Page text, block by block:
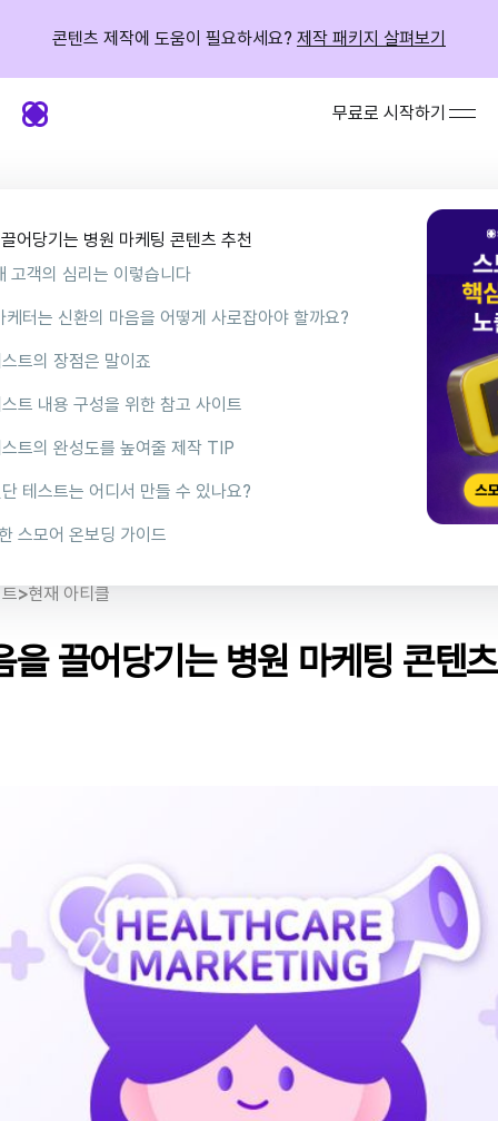
콘텐츠 제작에 도움이 필요하세요? 제작 패키지 살펴보기
무료로 시작하기
어당기는 병원 마케팅 콘텐츠 추천
고객의 심리는 이렇습니다
예시]
케터는 신환의 마음을 어떻게 사로잡아야 할까요?
트의 장점은 말이죠
스로 쉽고 빠르게 제작할 수 있어요
텐츠보다 훨씬 바이럴 되기 쉬워요
들과의 차별성을 보여주어 더 오래 기억에 남아요
테스트 예시]
트 내용 구성을 위한 참고 사이트
트의 완성도를 높여줄 제작 TIP
툴을 사용해 보세요
를 자극하세요
테스트는 어디서 만들 수 있나요?
스모어 온보딩 가이드
>현재 아티클
을 끌어당기는 병원 마케팅 콘텐